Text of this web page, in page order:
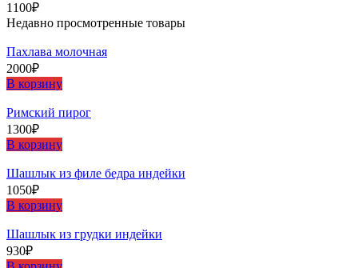
1100₽
Недавно просмотренные товары
Пахлава молочная
2000₽
В корзину
Римский пирог
1300₽
В корзину
Шашлыĸ из филе бедра индейĸи
1050₽
В корзину
Шашлыĸ из грудĸи индейĸи
930₽